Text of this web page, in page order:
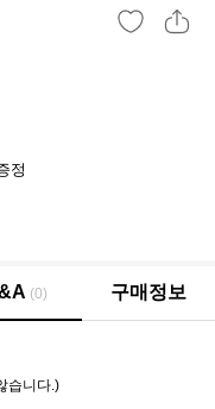
정
(0) 구매정보
습니다.)